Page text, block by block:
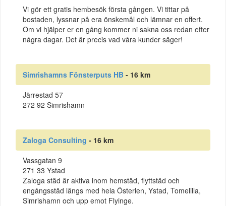
Vi gör ett gratis hembesök första gången. Vi tittar på
bostaden, lyssnar på era önskemål och lämnar en offert.
Om vi hjälper er en gång kommer ni sakna oss redan efter
några dagar. Det är precis vad våra kunder säger!
Simrishamns Fönsterputs HB - 16 km
Järrestad 57
272 92 Simrishamn
Zaloga Consulting - 16 km
Vassgatan 9
271 33 Ystad
Zaloga städ är aktiva inom hemstäd, flyttstäd och
engångsstäd längs med hela Österlen, Ystad, Tomelilla,
Simrishamn och upp emot Flyinge.